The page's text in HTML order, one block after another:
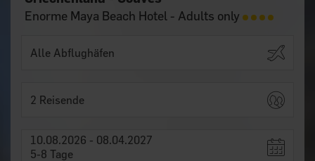
Enorme Maya Beach Hotel - Adults only
2 Reisende
10.08.2026 - 08.04.2027
5-8 Tage